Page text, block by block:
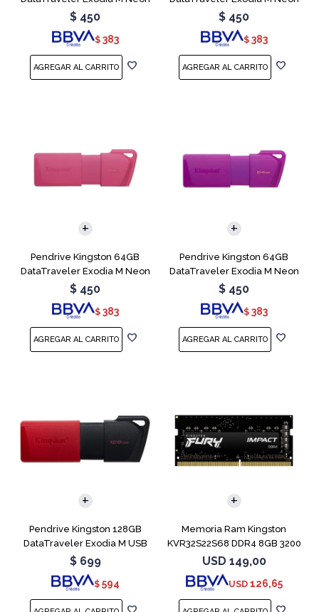
Blue
$ 450
$ 383
Green
$ 450
$ 383
Pendrive Kingston 64GB
DataTraveler Exodia M Neon
Pink
$ 450
$ 383
Pendrive Kingston 64GB
DataTraveler Exodia M Neon
Purple
$ 450
$ 383
Pendrive Kingston 128GB
DataTraveler Exodia M USB
3.2
$ 699
$ 594
Memoria Ram Kingston
KVR32S22S68 DDR4 8GB 3200
MHz Sodimm
USD 149,00
USD 126,65